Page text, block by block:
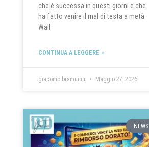
che è successa in questi giorni e che
ha fatto venire il mal di testa a metà
Wall
CONTINUA A LEGGERE »
giacomo bramucci Maggio 27, 2026
NEWS